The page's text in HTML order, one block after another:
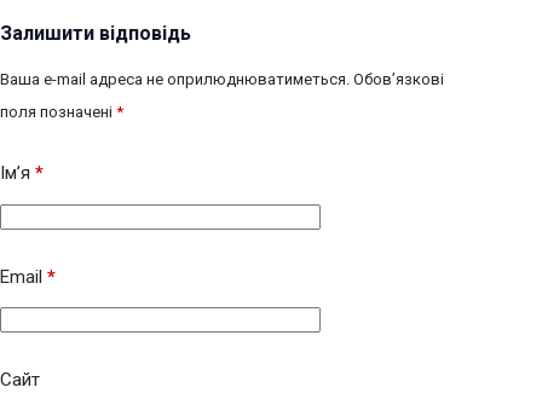
Залишити відповідь
Ваша e-mail адреса не оприлюднюватиметься. Обов’язкові
поля позначені *
Ім’я *
Email *
Сайт